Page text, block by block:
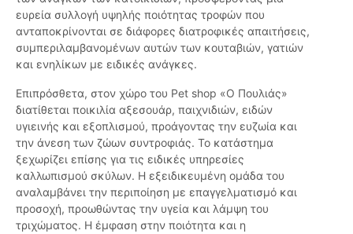
ευρεία συλλογή υψηλής ποιότητας τροφών που
ανταποκρίνονται σε διάφορες διατροφικές απαιτήσεις,
συμπεριλαμβανομένων αυτών των κουταβιών, γατιών
και ενηλίκων με ειδικές ανάγκες.
Επιπρόσθετα, στον χώρο του Pet shop «Ο Πουλιάς»
διατίθεται ποικιλία αξεσουάρ, παιχνιδιών, ειδών
υγιεινής και εξοπλισμού, προάγοντας την ευζωία και
την άνεση των ζώων συντροφιάς. Το κατάστημα
ξεχωρίζει επίσης για τις ειδικές υπηρεσίες
καλλωπισμού σκύλων. Η εξειδικευμένη ομάδα του
αναλαμβάνει την περιποίηση με επαγγελματισμό και
προσοχή, προωθώντας την υγεία και λάμψη του
τριχώματος. Η έμφαση στην ποιότητα και η